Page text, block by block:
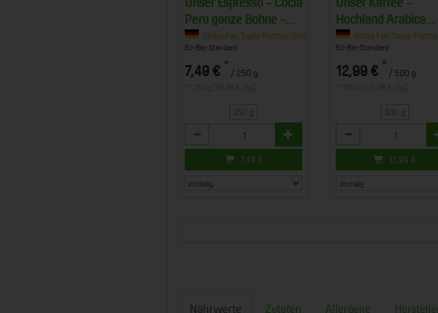
Peru ganze Bohne -
250 gGlobo Fair Trade Partner GmbH, Beckedorf
EU-Bio-Standard
7,49 € * / 250 g
250 g
Anzahl
7,49 €
Hochland Arabica
ganze Bohne - 500
Globo Fair Trade
EU-Bio-Standard
12,99 € * / 500 g
500 g
Anzahl
12,99 €
Nährwerte Zutaten Allergene